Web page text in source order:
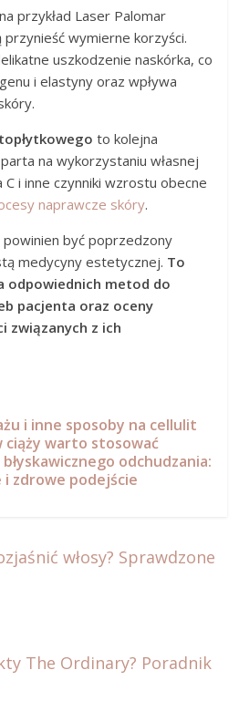
przykład Laser Palomar
wymierne korzyści.
uszkodzenie naskórka, co
i elastyny oraz wpływa
to kolejna
na wykorzystaniu własnej
i inne czynniki wzrostu obecne
naprawcze skóry.
być poprzedzony
medycyny estetycznej. To
odpowiednich metod do
pacjenta oraz oceny
związanych z ich
i inne sposoby na cellulit
ciąży warto stosować
odchudzania:
zdrowe podejście
włosy? Sprawdzone
The Ordinary? Poradnik